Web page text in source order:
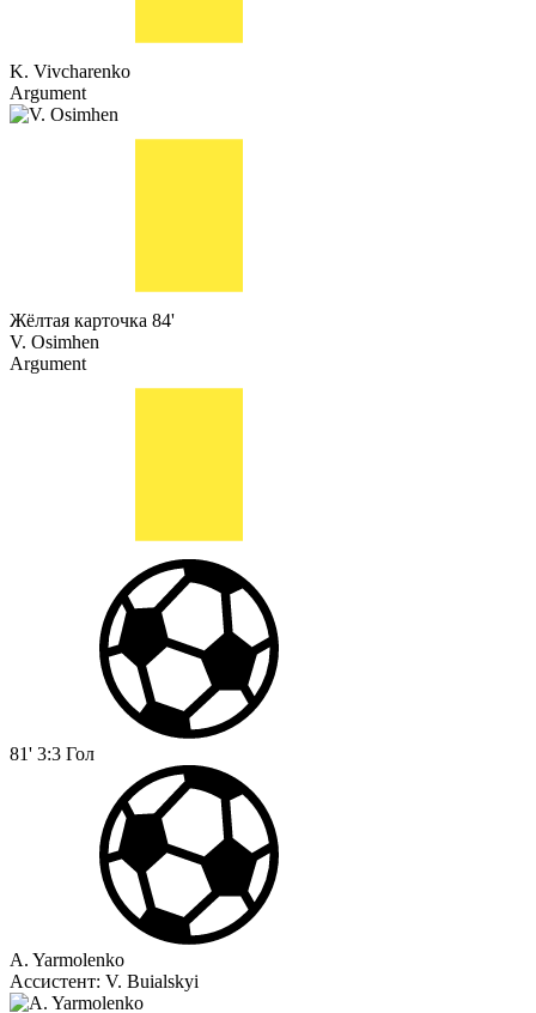
K. Vivcharenko
Argument
Жёлтая карточка 84'
V. Osimhen
Argument
81' 3:3 Гол
A. Yarmolenko
Ассистент: V. Buialskyi